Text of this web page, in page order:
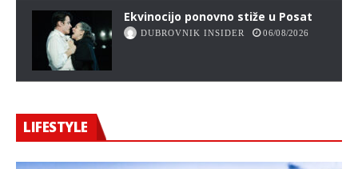
Ekvinocijo ponovno stiže u Posat
DUBROVNIK INSIDER 06/08/2026
LIFESTYLE